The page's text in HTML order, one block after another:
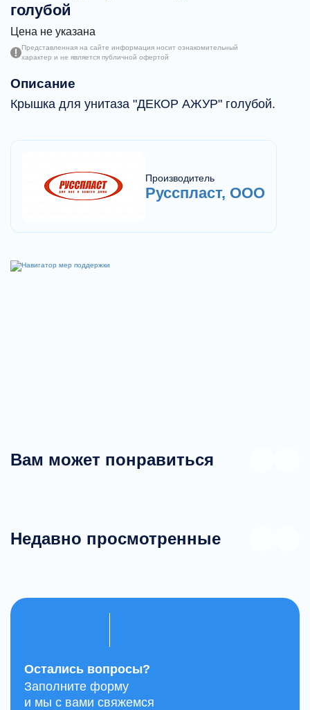
голубой
Цена не указана
Представленная на сайте информация носит ознакомительный
характер и не является публичной офертой
Описание
Крышка для унитаза "ДЕКОР АЖУР" голубой.
Производитель
Русспласт, ООО
Вам может понравиться
Недавно просмотренные
Остались вопросы?
Заполните форму
и мы с вами свяжемся